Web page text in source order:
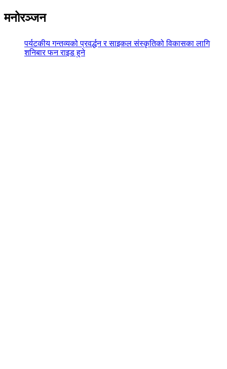
मनोरञ्जन
पर्यटकीय गन्तव्यको प्रवर्द्धन र साइकल संस्कृतिको विकासका लागि
शनिबार फन राइड हुने